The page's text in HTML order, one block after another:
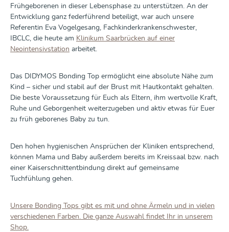
Frühgeborenen in dieser Lebensphase zu unterstützen. An der
Entwicklung ganz federführend beteiligt, war auch unsere
Referentin Eva Vogelgesang, Fachkinderkrankenschwester,
IBCLC, die heute am Klinikum Saarbrücken auf einer
Neointensivstation arbeitet.
Das DIDYMOS Bonding Top ermöglicht eine absolute Nähe zum
Kind – sicher und stabil auf der Brust mit Hautkontakt gehalten.
Die beste Voraussetzung für Euch als Eltern, ihm wertvolle Kraft,
Ruhe und Geborgenheit weiterzugeben und aktiv etwas für Euer
zu früh geborenes Baby zu tun.
Den hohen hygienischen Ansprüchen der Kliniken entsprechend,
können Mama und Baby außerdem bereits im Kreissaal bzw. nach
einer Kaiserschnittentbindung direkt auf gemeinsame
Tuchfühlung gehen.
Unsere Bonding Tops gibt es mit und ohne Ärmeln und in vielen
verschiedenen Farben. Die ganze Auswahl findet Ihr in unserem
Shop.